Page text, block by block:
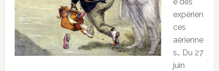
e des
expérien
ces
aérienne
s… Du 27
juin